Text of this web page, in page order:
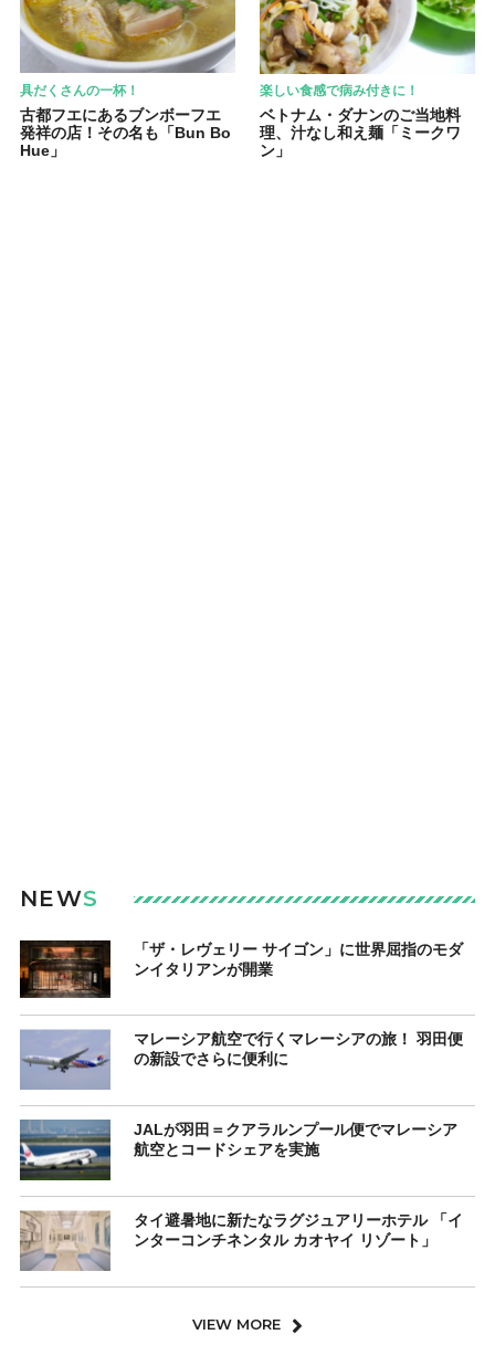
具だくさんの一杯！
古都フエにあるブンボーフエ
発祥の店！その名も「Bun Bo
Hue」
楽しい食感で病み付きに！
ベトナム・ダナンのご当地料
理、汁なし和え麺「ミークワ
ン」
NEWS
「ザ・レヴェリー サイゴン」に世界屈指のモダ
ンイタリアンが開業
マレーシア航空で行くマレーシアの旅！ 羽田便
の新設でさらに便利に
JALが羽田＝クアラルンプール便でマレーシア
航空とコードシェアを実施
タイ避暑地に新たなラグジュアリーホテル 「イ
ンターコンチネンタル カオヤイ リゾート」
VIEW MORE